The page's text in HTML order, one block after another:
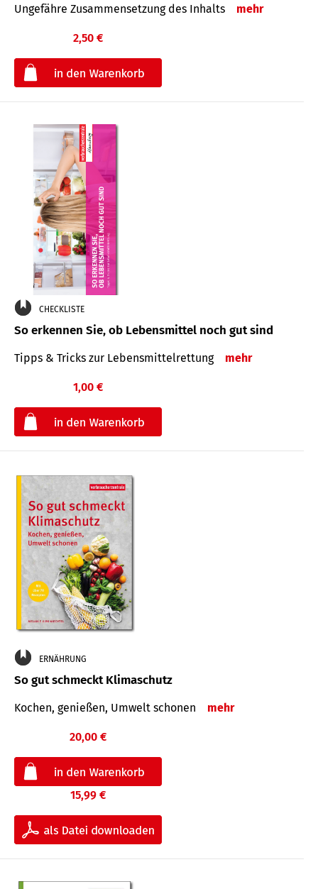
Ungefähre Zusammensetzung des Inhalts mehr
2,50 €
CHECKLISTE
So erkennen Sie, ob Lebensmittel noch gut sind
Tipps & Tricks zur Lebensmittelrettung mehr
1,00 €
ERNÄHRUNG
So gut schmeckt Klimaschutz
Kochen, genießen, Umwelt schonen mehr
20,00 €
15,99 €